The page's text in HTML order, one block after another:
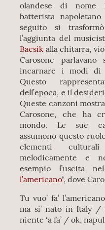
olandese di nome
batterista
seguito si
l’aggiunta del
Bacsik alla chitarra,
Carosone
incarnare i modi di
Questo
dell’epoca, e il
Queste canzoni
Carosone, che ha
mondo. Le sue
assumono questo
elementi
melodicamente e
esempio l’uscita
l’americano“, dove
Tu vuo’ fa’
ma si’ nato in Italy /
niente ‘a fa’ / ok,